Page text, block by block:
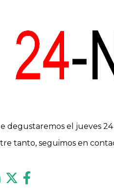
degustaremos el jueves
tanto, seguimos en